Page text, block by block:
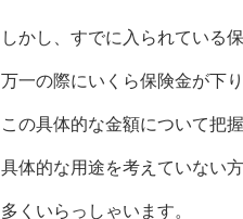
しかし、すでに入られている
万一の際にいくら保険金が下
この具体的な金額について把
具体的な用途を考えていない
多くいらっしゃいます。